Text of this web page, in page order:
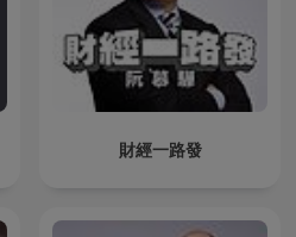
財經一路發